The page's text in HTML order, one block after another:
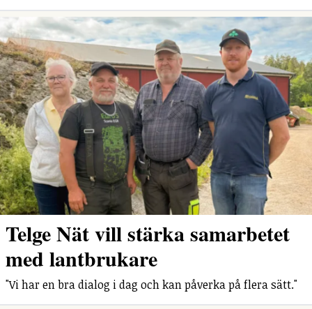
Telge Nät vill stärka samarbetet
med lantbrukare
"Vi har en bra dialog i dag och kan påverka på flera sätt."